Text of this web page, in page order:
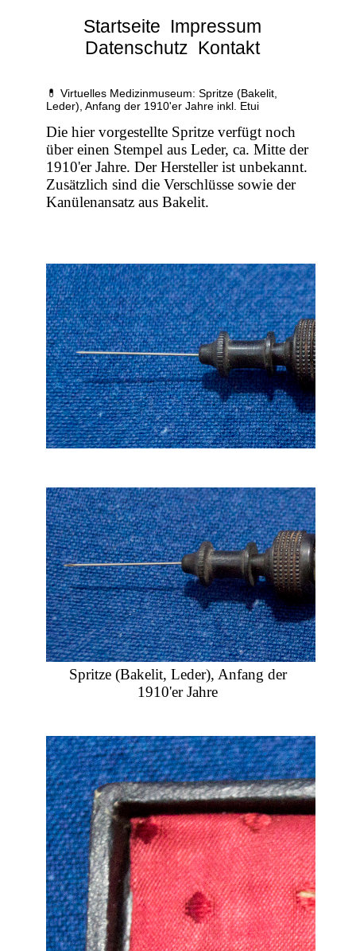
Startseite Impressum
Datenschutz Kontakt
💊 Virtuelles Medizinmuseum: Spritze (Bakelit,
Leder), Anfang der 1910'er Jahre inkl. Etui
Die hier vorgestellte Spritze verfügt noch
über einen Stempel aus Leder, ca. Mitte der
1910'er Jahre. Der Hersteller ist unbekannt.
Zusätzlich sind die Verschlüsse sowie der
Kanülenansatz aus Bakelit.
Spritze (Bakelit, Leder), Anfang der
1910'er Jahre